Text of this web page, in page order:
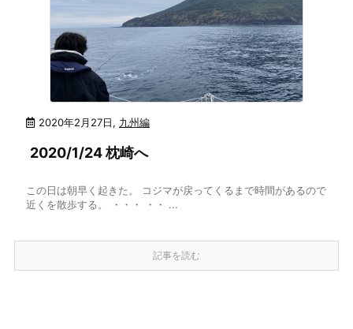
2020年2月27日, 九州編
2020/1/24 枕崎へ
この日は朝早く起きた。 コジマが戻ってくるまで時間があるので
近くを散歩する。 ・・・ ・・ ...
記事を読む